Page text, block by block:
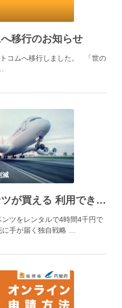
移行のお知らせ
コムへ移行しました。 「世の
減
お値打ち価格でベンツが買える 利用できる メルセデスベンツの新戦略
ツをレンタルで4時間4千円で
手が届く独自戦略 …